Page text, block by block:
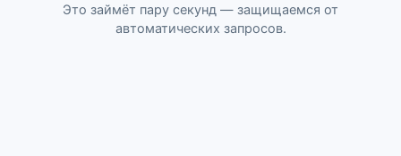
Это займёт пару секунд — защищаемся от
автоматических запросов.